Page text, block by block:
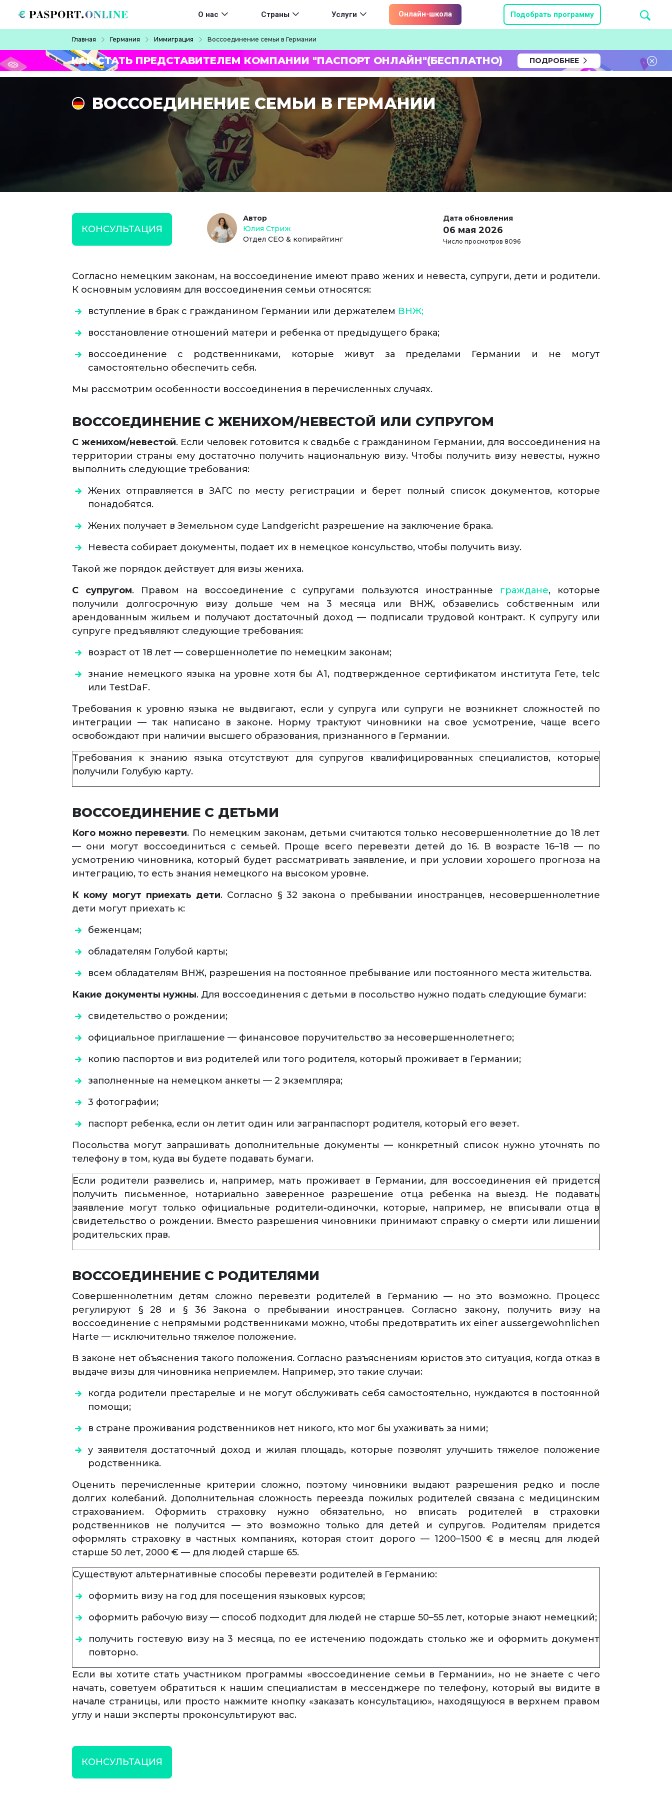
Main navigation
О нас Страны Услуги Онлайн-школа Подобрать программу
Главная Германия Иммиграция Воссоединение семьи в Германии
КАК СТАТЬ ПРЕДСТАВИТЕЛЕМ КОМПАНИИ "ПАСПОРТ ОНЛАЙН"(БЕСПЛАТНО) ПОДРОБНЕЕ
ВОССОЕДИНЕНИЕ СЕМЬИ В ГЕРМАНИИ
КОНСУЛЬТАЦИЯ
Автор
Юлия Стриж
Отдел СЕО & копирайтинг
Дата обновления
06 мая 2026
Число просмотров 8096
Согласно немецким законам, на воссоединение имеют право жених и невеста, супруги, дети и родители.
К основным условиям для воссоединения семьи относятся:
вступление в брак с гражданином Германии или держателем ВНЖ;
восстановление отношений матери и ребенка от предыдущего брака;
воссоединение с родственниками, которые живут за пределами Германии и не могут
самостоятельно обеспечить себя.
Мы рассмотрим особенности воссоединения в перечисленных случаях.
ВОССОЕДИНЕНИЕ С ЖЕНИХОМ/НЕВЕСТОЙ ИЛИ СУПРУГОМ
С женихом/невестой. Если человек готовится к свадьбе с гражданином Германии, для воссоединения на
территории страны ему достаточно получить национальную визу. Чтобы получить визу невесты, нужно
выполнить следующие требования:
Жених отправляется в ЗАГС по месту регистрации и берет полный список документов, которые
понадобятся.
Жених получает в Земельном суде Landgericht разрешение на заключение брака.
Невеста собирает документы, подает их в немецкое консульство, чтобы получить визу.
Такой же порядок действует для визы жениха.
С супругом. Правом на воссоединение с супругами пользуются иностранные граждане, которые
получили долгосрочную визу дольше чем на 3 месяца или ВНЖ, обзавелись собственным или
арендованным жильем и получают достаточный доход — подписали трудовой контракт. К супругу или
супруге предъявляют следующие требования:
возраст от 18 лет — совершеннолетие по немецким законам;
знание немецкого языка на уровне хотя бы А1, подтвержденное сертификатом института Гете, telc
или TestDaF.
Требования к уровню языка не выдвигают, если у супруга или супруги не возникнет сложностей по
интеграции — так написано в законе. Норму трактуют чиновники на свое усмотрение, чаще всего
освобождают при наличии высшего образования, признанного в Германии.
Требования к знанию языка отсутствуют для супругов квалифицированных специалистов, которые
получили Голубую карту.
ВОССОЕДИНЕНИЕ С ДЕТЬМИ
Кого можно перевезти. По немецким законам, детьми считаются только несовершеннолетние до 18 лет
— они могут воссоединиться с семьей. Проще всего перевезти детей до 16. В возрасте 16–18 — по
усмотрению чиновника, который будет рассматривать заявление, и при условии хорошего прогноза на
интеграцию, то есть знания немецкого на высоком уровне.
К кому могут приехать дети. Согласно § 32 закона о пребывании иностранцев, несовершеннолетние
дети могут приехать к:
беженцам;
обладателям Голубой карты;
всем обладателям ВНЖ, разрешения на постоянное пребывание или постоянного места жительства.
Какие документы нужны. Для воссоединения с детьми в посольство нужно подать следующие бумаги:
свидетельство о рождении;
официальное приглашение — финансовое поручительство за несовершеннолетнего;
копию паспортов и виз родителей или того родителя, который проживает в Германии;
заполненные на немецком анкеты — 2 экземпляра;
3 фотографии;
паспорт ребенка, если он летит один или загранпаспорт родителя, который его везет.
Посольства могут запрашивать дополнительные документы — конкретный список нужно уточнять по
телефону в том, куда вы будете подавать бумаги.
Если родители развелись и, например, мать проживает в Германии, для воссоединения ей придется
получить письменное, нотариально заверенное разрешение отца ребенка на выезд. Не подавать
заявление могут только официальные родители-одиночки, которые, например, не вписывали отца в
свидетельство о рождении. Вместо разрешения чиновники принимают справку о смерти или лишении
родительских прав.
ВОССОЕДИНЕНИЕ С РОДИТЕЛЯМИ
Совершеннолетним детям сложно перевезти родителей в Германию — но это возможно. Процесс
регулируют § 28 и § 36 Закона о пребывании иностранцев. Согласно закону, получить визу на
воссоединение с непрямыми родственниками можно, чтобы предотвратить их einer aussergewohnlichen
Harte — исключительно тяжелое положение.
В законе нет объяснения такого положения. Согласно разъяснениям юристов это ситуация, когда отказ в
выдаче визы для чиновника неприемлем. Например, это такие случаи:
когда родители престарелые и не могут обслуживать себя самостоятельно, нуждаются в постоянной
помощи;
в стране проживания родственников нет никого, кто мог бы ухаживать за ними;
у заявителя достаточный доход и жилая площадь, которые позволят улучшить тяжелое положение
родственника.
Оценить перечисленные критерии сложно, поэтому чиновники выдают разрешения редко и после
долгих колебаний. Дополнительная сложность переезда пожилых родителей связана с медицинским
страхованием. Оформить страховку нужно обязательно, но вписать родителей в страховки
родственников не получится — это возможно только для детей и супругов. Родителям придется
оформлять страховку в частных компаниях, которая стоит дорого — 1200–1500 € в месяц для людей
старше 50 лет, 2000 € — для людей старше 65.
Существуют альтернативные способы перевезти родителей в Германию:
оформить визу на год для посещения языковых курсов;
оформить рабочую визу — способ подходит для людей не старше 50–55 лет, которые знают немецкий;
получить гостевую визу на 3 месяца, по ее истечению подождать столько же и оформить документ
повторно.
Если вы хотите стать участником программы «воссоединение семьи в Германии», но не знаете с чего
начать, советуем обратиться к нашим специалистам в мессенджере по телефону, который вы видите в
начале страницы, или просто нажмите кнопку «заказать консультацию», находящуюся в верхнем правом
углу и наши эксперты проконсультируют вас.
КОНСУЛЬТАЦИЯ